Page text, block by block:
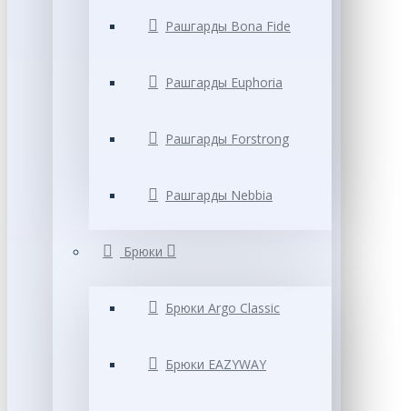
Рашгарды Bona Fide
Рашгарды Euphoria
Рашгарды Forstrong
Рашгарды Nebbia
Брюки
Брюки Argo Classic
Брюки EAZYWAY